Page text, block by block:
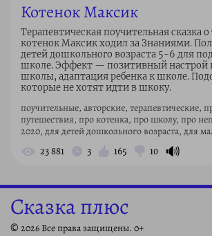
Котенок Максик
Терапевтическая поучительная сказка
котенок Максик ходил за Знаниями.
детей дошкольного возраста 5-6 для
школе. Эффект — позитивный настрой
школы, адаптация ребенка к школе.
которые не хотят идти в шкоку.
поучительные, авторские, терапевтические,
путешествия, про котенка, про школу, про
2020, для детей дошкольного возраста, для
23 881 3 165 10 🔊
Сказка плюс
© 2026 Все права защищены. 0+